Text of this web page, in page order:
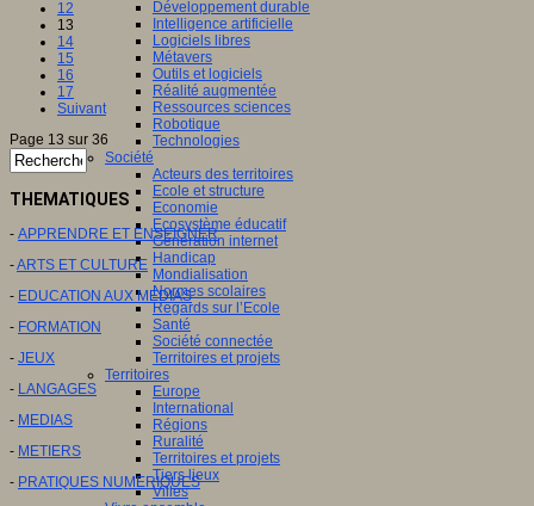
Développement durable
Intelligence artificielle
Logiciels libres
Métavers
Outils et logiciels
Réalité augmentée
Ressources sciences
Robotique
Technologies
Société
Acteurs des territoires
Ecole et structure
Economie
Ecosystème éducatif
Génération internet
Handicap
Mondialisation
Normes scolaires
Regards sur l’Ecole
Santé
Société connectée
Territoires et projets
Territoires
Europe
International
Régions
Ruralité
Territoires et projets
Tiers lieux
Villes
12
13
14
15
16
17
Suivant
Page 13 sur 36
THEMATIQUES
- APPRENDRE ET ENSEIGNER
-ARTS ET CULTURE
- EDUCATION AUX MEDIAS
- FORMATION
- JEUX
- LANGAGES
- MEDIAS
- METIERS
- PRATIQUES NUMERIQUES